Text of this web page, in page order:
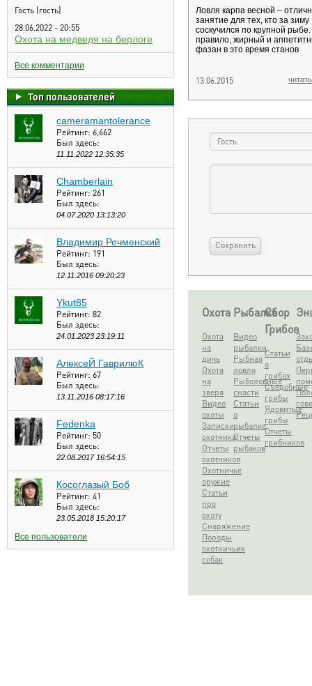
Гость (гость)
28.06.2022 - 20:55
Охота на медведя на берлоге
Все комментарии
Топ пользователей
cameramantolerance
Рейтинг: 6,662
Был здесь:
11.11.2022 12:35:35
Chamberlain
Рейтинг: 261
Был здесь:
04.07.2020 13:13:20
Владимир Речменский
Рейтинг: 191
Был здесь:
12.11.2016 09:20:23
Ykut85
Рейтинг: 82
Был здесь:
24.01.2023 23:19:11
АлексеЙ ГаврилюК
Рейтинг: 67
Был здесь:
13.11.2016 08:17:16
Fedenka
Рейтинг: 50
Был здесь:
22.08.2017 16:54:15
Косоглазый Боб
Рейтинг: 41
Был здесь:
23.05.2018 15:20:17
Все пользователи
Ловля карпа весной –
занятие для тех, кто за зиму
соскучился по крупной рыбе.
правило, жирный и
фазан в это время станов
13.06.2015
Охота
Охота
на
дичь
Охота
на
зверя
Видео
охоты
Записки
охотника
Отчеты
охотников
Охотничье
оружие
Статьи
про
охоту
Снаряжение
Породы
охотничьих
собак
Рыбалка
Видео
рыбалки
Рыбная
ловля
Рыболовные
снасти
Статьи
о
рыбалке
Отчеты
рыбаков
Сбор
Грибов
Статьи
о
грибах
Съедобные
грибы
Ядовитые
грибы
Отчеты
грибников